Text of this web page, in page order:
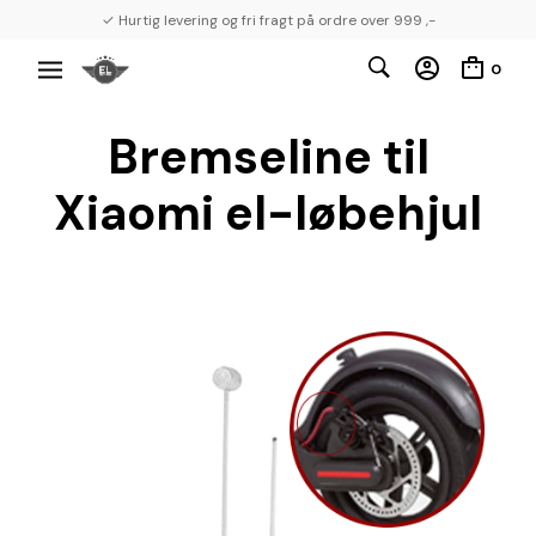
✓ Hurtig levering og fri fragt på ordre over 999 ,-
0
Bremseline til
Xiaomi el-løbehjul